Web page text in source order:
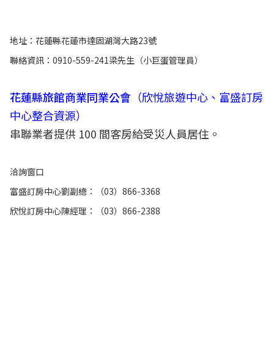
地址：花蓮縣花蓮市達固湖灣大路23號
聯絡資訊：0910-559-241梁先生（小巨蛋管理員）
花蓮縣旅館商業同業公會 （欣悅旅遊中心、富盛訂房
中心整合資源）
串聯業者提供 100 間客房給受災人員居住。
洽詢窗口
富盛訂房中心劉副總：（03）866-3368
欣悅訂房中心陳經理：（03）866-2388